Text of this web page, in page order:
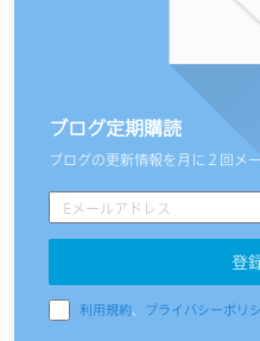
ブログ定期購読
ブログの更新情報を月に２回メ
利用規約、 プライバシーポリ